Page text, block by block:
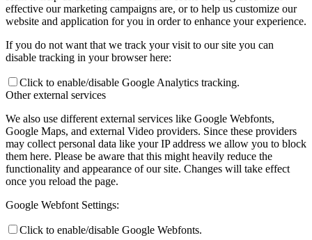
effective our marketing campaigns are, or to help us customize our
website and application for you in order to enhance your experience.
If you do not want that we track your visit to our site you can
disable tracking in your browser here:
Click to enable/disable Google Analytics tracking.
Other external services
We also use different external services like Google Webfonts,
Google Maps, and external Video providers. Since these providers
may collect personal data like your IP address we allow you to block
them here. Please be aware that this might heavily reduce the
functionality and appearance of our site. Changes will take effect
once you reload the page.
Google Webfont Settings:
Click to enable/disable Google Webfonts.